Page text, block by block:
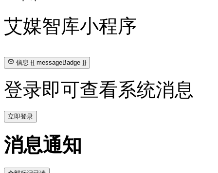
艾媒智库小程序
信息{{ messageBadge }}
登录即可查看系统消息
立即登录
消息通知